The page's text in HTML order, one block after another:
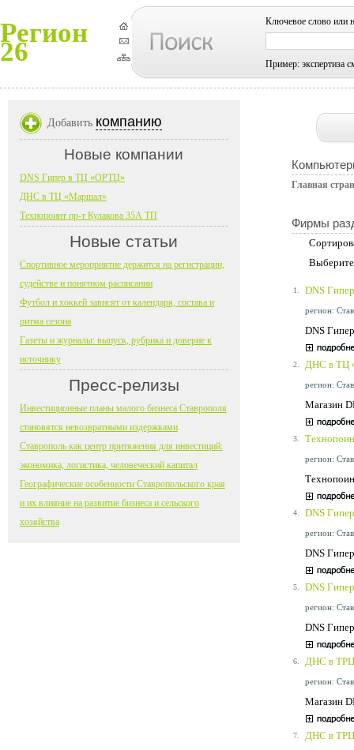
Регион
26
Ключевое слово или
Пример: экспертиза
Главная
Фирмы
1. DNS
регион:
DNS
2. ДНС в ТЦ
регион:
Магазин
3.
регион:
4. DNS
регион:
DNS
5. DNS
регион:
DNS
6. ДНС в
регион:
Магазин
7. ДНС в
Добавить компанию
Новые компании
DNS Гипер в ТЦ «ОРТЦ»
ДНС в ТЦ «Маршал»
Технопоинт пр-т Кулакова 35А ТП
Новые статьи
Спортивное мероприятие держится на регистрации,
судействе и понятном расписании
Футбол и хоккей зависят от календаря, состава и
ритма сезона
Газеты и журналы: выпуск, рубрика и доверие к
источнику
Пресс-релизы
Инвестиционные планы малого бизнеса Ставрополя
становятся невозвратными издержками
Ставрополь как центр притяжения для инвестиций:
экономика, логистика, человеческий капитал
Географические особенности Ставропольского края
и их влияние на развитие бизнеса и сельского
хозяйства